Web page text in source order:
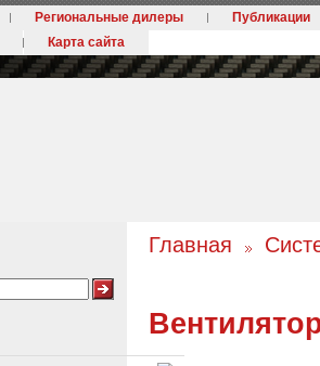
Региональные дилеры
Публикации
Карта сайта
Главная